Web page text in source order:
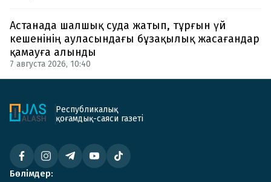
Астанада шалшық суда жатып, тұрғын үй
кешенінің ауласындағы бұзақылық жасағандар
қамауға алынды
7 августа 2026, 10:40
Республикалық
қоғамдық-саяси газеті
Бөлімдер: